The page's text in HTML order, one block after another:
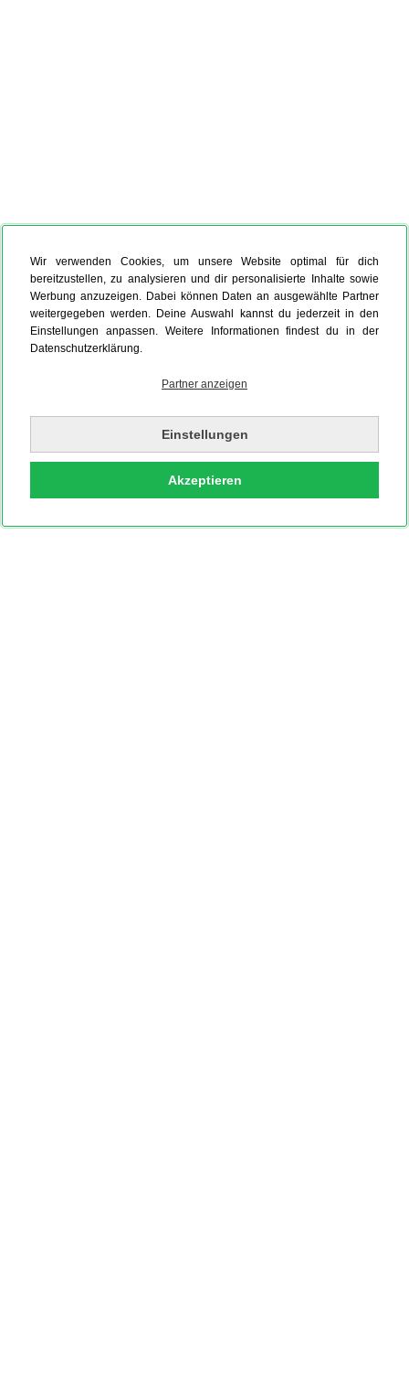
Wir verwenden Cookies, um unsere Website optimal für dich
bereitzustellen, zu analysieren und dir personalisierte Inhalte sowie
Werbung anzuzeigen. Dabei können Daten an ausgewählte Partner
weitergegeben werden. Deine Auswahl kannst du jederzeit in den
Einstellungen anpassen. Weitere Informationen findest du in der
Datenschutzerklärung.
Partner anzeigen
Einstellungen
Akzeptieren